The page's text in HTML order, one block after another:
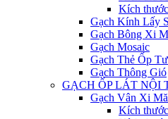
Kích
Gạch Kính Lấy
Gạch Bông Xi
Gạch Mosaic
Gạch Thẻ Ốp
Gạch Thông Gió
GẠCH ỐP LÁT NỘI
Gạch Vân Xi
Kích